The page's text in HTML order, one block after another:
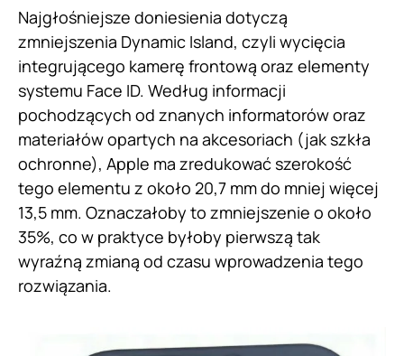
Najgłośniejsze doniesienia dotyczą
zmniejszenia Dynamic Island, czyli wycięcia
integrującego kamerę frontową oraz elementy
systemu Face ID. Według informacji
pochodzących od znanych informatorów oraz
materiałów opartych na akcesoriach (jak szkła
ochronne), Apple ma zredukować szerokość
tego elementu z około 20,7 mm do mniej więcej
13,5 mm. Oznaczałoby to zmniejszenie o około
35%, co w praktyce byłoby pierwszą tak
wyraźną zmianą od czasu wprowadzenia tego
rozwiązania.